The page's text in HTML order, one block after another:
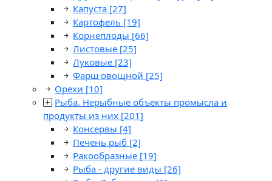
Капуста [27]
Картофель [19]
Корнеплоды [66]
Листовые [25]
Луковые [23]
Фарш овощной [25]
Орехи [10]
Рыба. Нерыбные объекты промысла и
продукты из них [201]
Консервы [4]
Печень рыб [2]
Ракообразные [19]
Рыба - другие виды [26]